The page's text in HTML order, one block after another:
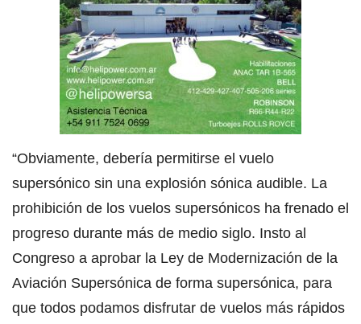
“Obviamente, debería permitirse el vuelo
supersónico sin una explosión sónica audible. La
prohibición de los vuelos supersónicos ha frenado el
progreso durante más de medio siglo. Insto al
Congreso a aprobar la Ley de Modernización de la
Aviación Supersónica de forma supersónica, para
que todos podamos disfrutar de vuelos más rápidos